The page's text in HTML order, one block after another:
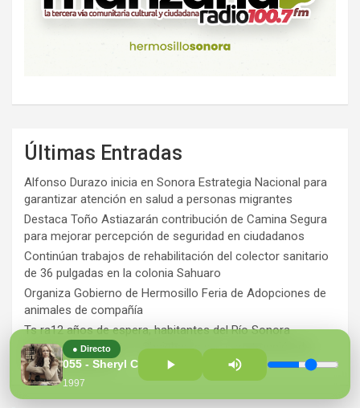
● Directo
1997
Últimas Entradas
Alfonso Durazo inicia en Sonora Estrategia Nacional para
garantizar atención en salud a personas migrantes
Destaca Toño Astiazarán contribución de Camina Segura
para mejorar percepción de seguridad en ciudadanos
Continúan trabajos de rehabilitación del colector sanitario
de 36 pulgadas en la colonia Sahuaro
Organiza Gobierno de Hermosillo Feria de Adopciones de
animales de compañía
Ts ra12 años de espera, habitantes del Río Sonora
agradecen a Durazo y Sheinbaum por construcción de
Hospital Regional